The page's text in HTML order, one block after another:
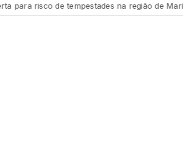
de tempestades na região de Maringá nesta